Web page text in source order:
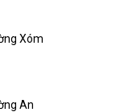
Xóm
An